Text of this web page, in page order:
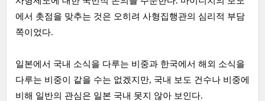
에서 촛점을 맞추는 것은 오히려 사형집행관의 심리적 부담
쪽이었다.
일본에서 국내 소식을 다루는 비중과 한국에서 해외 소식을
다루는 비중이 같을 수는 없겠지만, 국내 보도 건수나 비중에
비해 일반의 관심은 일본 국내 못지 않아 보인다.